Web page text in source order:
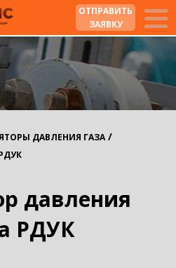
ОТПРАВИТЬ
ЗАЯВКУ
ДАВЛЕНИЯ ГАЗА/
давления
РДУК